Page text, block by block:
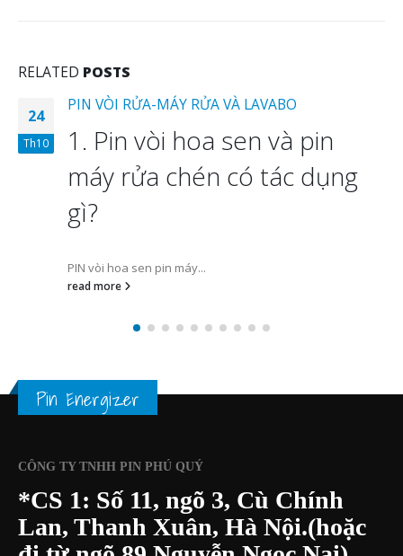
RELATED POSTS
TẠI BÌNH DƯƠNG
ENERGIZER tại Bình Dương?
Bình Dương là một trong những tỉnh/thành phố phát triển...